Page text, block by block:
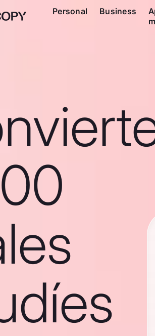
Personal Business